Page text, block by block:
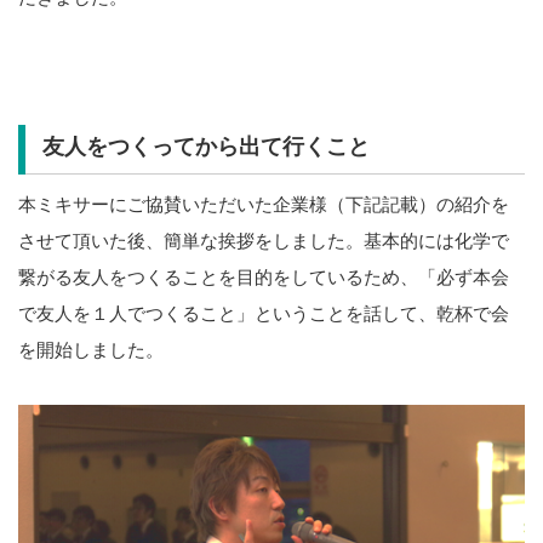
友人をつくってから出て行くこと
本ミキサーにご協賛いただいた企業様（下記記載）の紹介を
させて頂いた後、簡単な挨拶をしました。基本的には化学で
繋がる友人をつくることを目的をしているため、「必ず本会
で友人を１人でつくること」ということを話して、乾杯で会
を開始しました。